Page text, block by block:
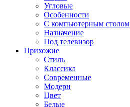
Угловые
Особенности
С компьютерным столом
Назначение
Под телевизор
Прихожие
Стиль
Классика
Современные
Модерн
Цвет
Белые